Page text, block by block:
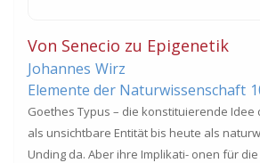
Von Senecio zu Epigenetik
Johannes Wirz
Elemente der Naturwissenschaft
Goethes Typus – die konstituierende Idee
als unsichtbare Entität bis heute als
Unding da. Aber ihre Implikati- onen für